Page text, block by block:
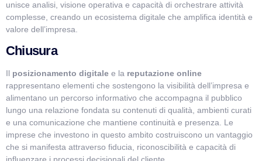
unisce analisi, visione operativa e capacità di orchestrare attività
complesse, creando un ecosistema digitale che amplifica identità e
valore dell’impresa.
Chiusura
Il posizionamento digitale e la reputazione online
rappresentano elementi che sostengono la visibilità dell’impresa e
alimentano un percorso informativo che accompagna il pubblico
lungo una relazione fondata su contenuti di qualità, ambienti curati
e una comunicazione che mantiene continuità e presenza. Le
imprese che investono in questo ambito costruiscono un vantaggio
che si manifesta attraverso fiducia, riconoscibilità e capacità di